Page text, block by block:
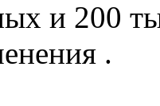
и 200
.